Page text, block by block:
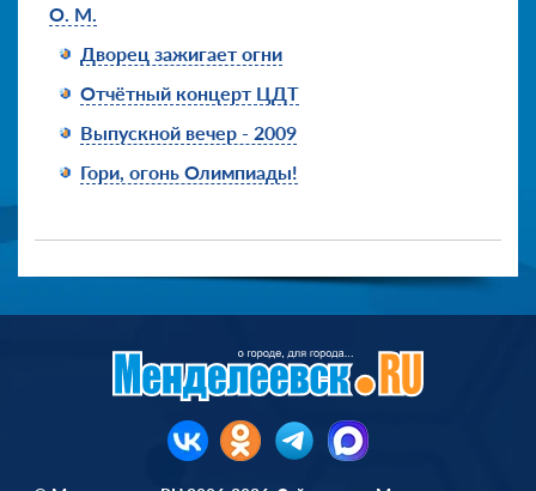
О. М.
Дворец зажигает огни
Отчётный концерт ЦДТ
Выпускной вечер - 2009
Гори, огонь Олимпиады!